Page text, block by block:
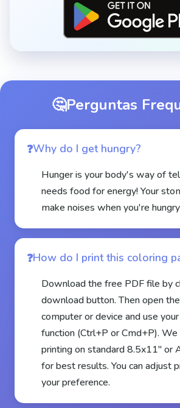
🤔Perguntas
Why do I get hungry?
Hunger is your body's way of
needs food for energy! Your
make noises when you're
How do I print this coloring
Download the free PDF file by
download button. Then open
computer or device and use
function (Ctrl+P or Cmd+P).
printing on standard 8.5x11" or
for best results. You can adjust
your preference.